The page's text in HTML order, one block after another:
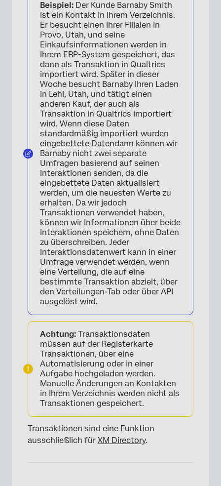
Beispiel: Der Kunde Barnaby Smith
ist ein Kontakt in Ihrem Verzeichnis.
Er besucht einen Ihrer Filialen in
Provo, Utah, und seine
Einkaufsinformationen werden in
Ihrem ERP-System gespeichert, das
dann als Transaktion in Qualtrics
importiert wird. Später in dieser
Woche besucht Barnaby Ihren Laden
in Lehi, Utah, und tätigt einen
anderen Kauf, der auch als
Transaktion in Qualtrics importiert
wird. Wenn diese Daten
standardmäßig importiert wurden
eingebettete Datendann können wir
Barnaby nicht zwei separate
Umfragen basierend auf seinen
Interaktionen senden, da die
eingebettete Daten aktualisiert
werden, um die neuesten Werte zu
erhalten. Da wir jedoch
Transaktionen verwendet haben,
können wir Informationen über beide
Interaktionen speichern, ohne Daten
zu überschreiben. Jeder
Interaktionsdatenwert kann in einer
Umfrage verwendet werden, wenn
eine Verteilung, die auf eine
bestimmte Transaktion abzielt, über
den Verteilungen-Tab oder über API
ausgelöst wird.
Achtung: Transaktionsdaten
müssen auf der Registerkarte
Transaktionen, über eine
Automatisierung oder in einer
Aufgabe hochgeladen werden.
Manuelle Änderungen an Kontakten
in Ihrem Verzeichnis werden nicht als
Transaktionen gespeichert.
Transaktionen sind eine Funktion
ausschließlich für XM Directory.